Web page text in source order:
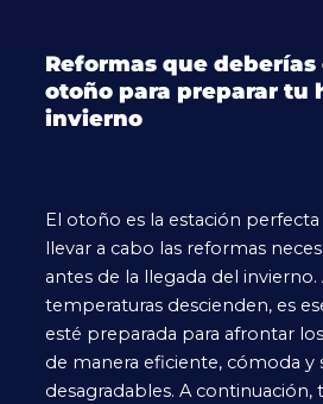
Reformas que
otoño para preparar tu
invierno
El otoño es la estación
llevar a cabo las reformas
antes de la llegada del
temperaturas descienden, es
esté preparada para afrontar
de manera eficiente, cómoda y
desagradables. A